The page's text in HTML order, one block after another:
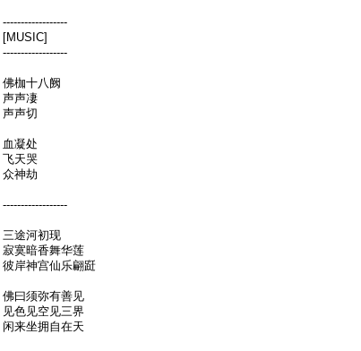
------------------
[MUSIC]
------------------
佛枷十八阙
声声凄
声声切
血凝处
飞天哭
众神劫
------------------
三途河初现
寂寞暗香舞华莲
彼岸神宫仙乐翩跹
佛曰须弥有善见
见色见空见三界
闲来坐拥自在天